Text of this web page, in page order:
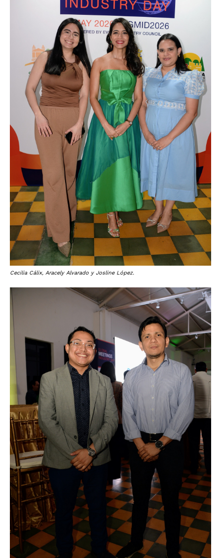
Cecilia Cálix, Aracely Alvarado y Josline López.